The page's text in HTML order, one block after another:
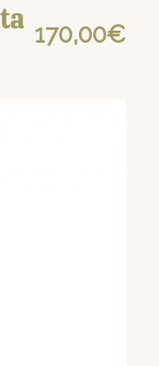
170,00€